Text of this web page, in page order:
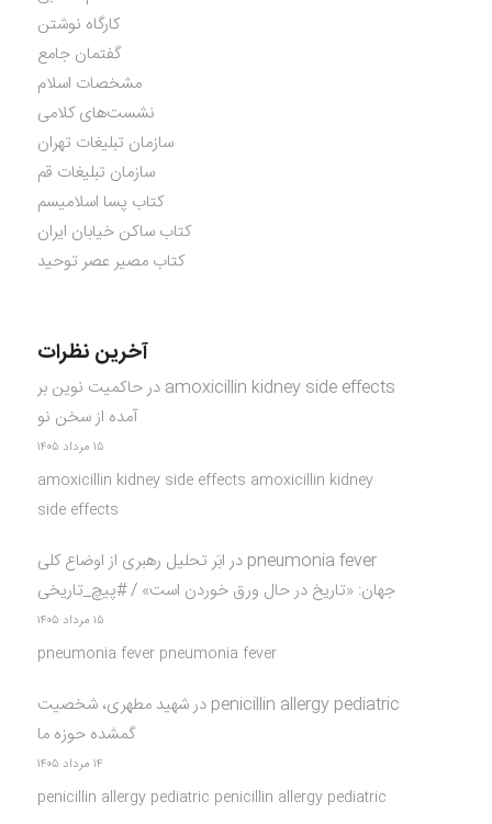
کارگاه نوشتن
گفتمان جامع
مشخصات اسلام
نشست‌های کلامی
سازمان تبلیغات تهران
سازمان تبلیغات قم
کتاب پسا اسلامیسم
کتاب ساکن خیابان ایران
کتاب مصیر عصر توحید
آخرین نظرات
amoxicillin kidney side effects درحاکمیت نوین بر
آمده از سخن نو
۱۵ مرداد ۱۴۰۵
amoxicillin kidney side effects amoxicillin kidney
side effects
pneumonia fever در ابَر تحلیل رهبری از اوضاع کلی
جهان: «تاریخ در حال ورق خوردن است» / #پیچ_تاریخی
۱۵ مرداد ۱۴۰۵
pneumonia fever pneumonia fever
penicillin allergy pediatric درشهید مطهری، شخصیت
گمشده حوزه ما
۱۴ مرداد ۱۴۰۵
penicillin allergy pediatric penicillin allergy pediatric